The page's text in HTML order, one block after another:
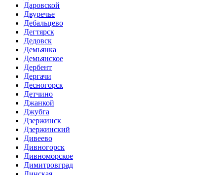
Даровской
Двуречье
Дебальцево
Дегтярск
Дедовск
Демьянка
Демьянское
Дербент
Дергачи
Десногорск
Детчино
Джанкой
Джубга
Дзержинск
Дзержинский
Дивеево
Дивногорск
Дивноморское
Димитровград